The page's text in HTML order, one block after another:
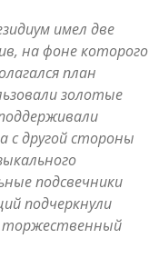
имел две
на фоне которого
план
золотые
с другой стороны
подсвечники
подчеркнули
торжественный